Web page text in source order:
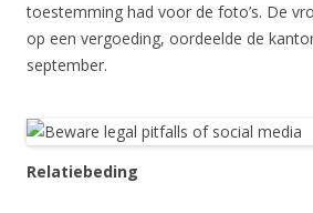
toestemming had voor de foto’s. De
op een vergoeding, oordeelde de
september.
Relatiebeding